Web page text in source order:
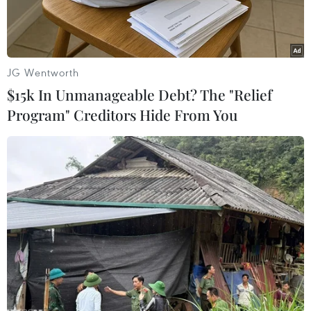
Hiện trường một vụ khai thác đá không phép. (Ảnh minh họa:
TTXVN phát)
Ngày 30/5, Sở Tài nguyên và Môi trường tỉnh
Gia Lai cho biết, đã nhận được báo cáo từ huyện
Mang Yang và đang vào cuộc xác minh thông tin
về việc người dân phản ánh Công ty Cổ phần đá
Mang Yang Trang Đức có dấu hiệu tiếp tục khai
JG Wentworth
$15k In Unmanageable Debt? The "Relief
Program" Creditors Hide From You